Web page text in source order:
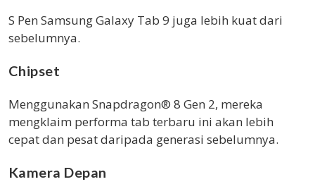
S Pen Samsung Galaxy Tab 9 juga lebih kuat dari
sebelumnya.
Chipset
Menggunakan Snapdragon® 8 Gen 2, mereka
mengklaim performa tab terbaru ini akan lebih
cepat dan pesat daripada generasi sebelumnya.
Kamera Depan